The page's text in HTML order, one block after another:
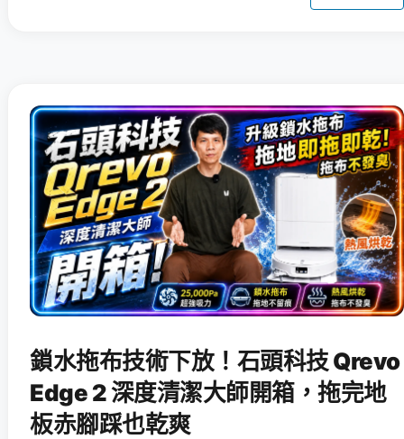
鎖水拖布技術下放！石頭科技 Qrevo
Edge 2 深度清潔大師開箱，拖完地
板赤腳踩也乾爽